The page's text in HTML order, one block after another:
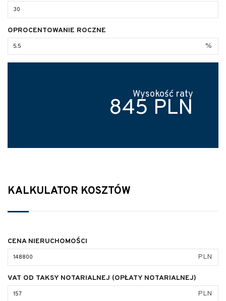
OPROCENTOWANIE ROCZNE
%
Wysokość raty
845 PLN
KALKULATOR KOSZTÓW
CENA NIERUCHOMOŚCI
PLN
VAT OD TAKSY NOTARIALNEJ (OPŁATY NOTARIALNEJ)
PLN